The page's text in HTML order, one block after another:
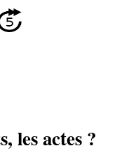
les actes ?